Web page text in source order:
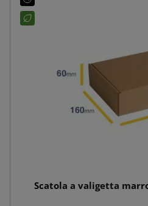
Scatola a valigetta